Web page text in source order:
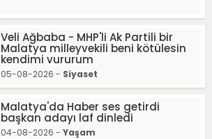
Veli Ağbaba - MHP'li Ak Partili bir
Malatya milleyvekili beni kötülesin
kendimi vururum
05-08-2026 - Siyaset
Malatya'da Haber ses getirdi
başkan adayı laf dinledi
04-08-2026 - Yaşam